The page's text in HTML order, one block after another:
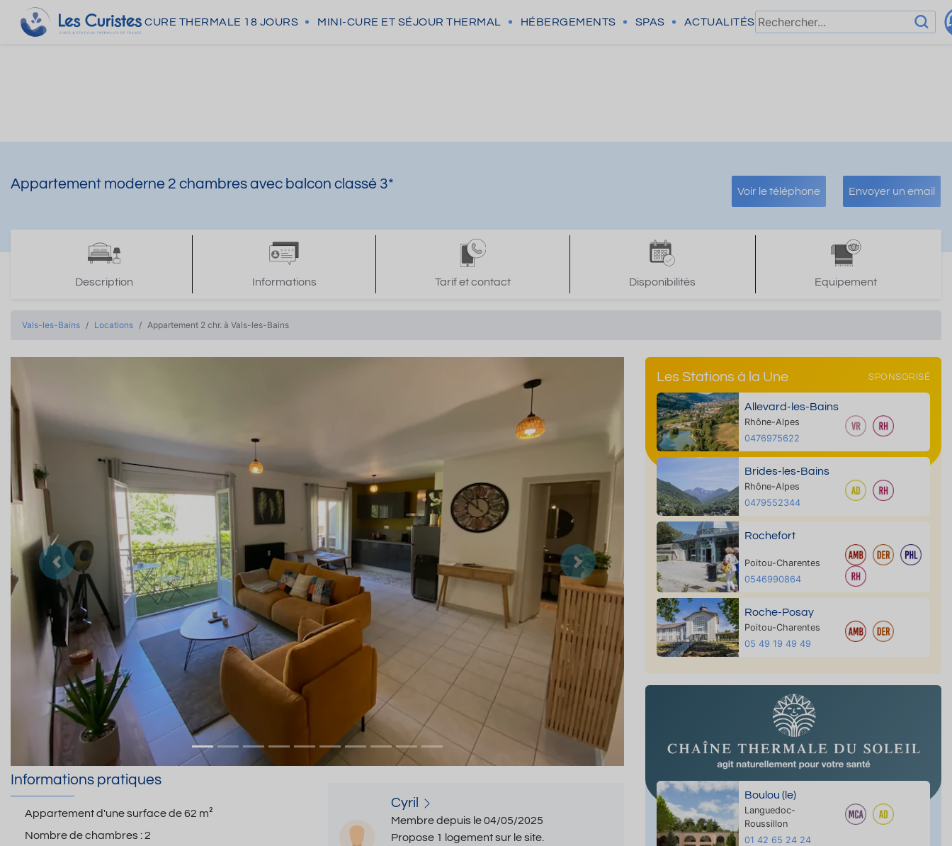
CURE THERMALE 18 JOURS MINI-CURE ET SÉJOUR THERMAL HÉBERGEMENTS SPAS ACTUALITÉS
Appartement moderne 2 chambres avec balcon classé 3* Voir le téléphone Envoyer un email
Description Informations Tarif et contact Disponibilités Equipement
Vals-les-Bains Locations Appartement 2 chr. à Vals-les-Bains
Précedent Suivant
Informations pratiques
Appartement d'une surface de62 m²
Nombre de chambres :2
Cyril
Membre depuis le 04/05/2025
Propose 1 logement sur le site.
Les Stations à la Une SPONSORISÉ
Allevard-les-Bains
Rhône-Alpes
0476975622
Brides-les-Bains
Rhône-Alpes
0479552344
Rochefort
Poitou-Charentes
0546990864
Roche-Posay
Poitou-Charentes
05 49 19 49 49
Boulou (le)
Languedoc-
Roussillon
01 42 65 24 24